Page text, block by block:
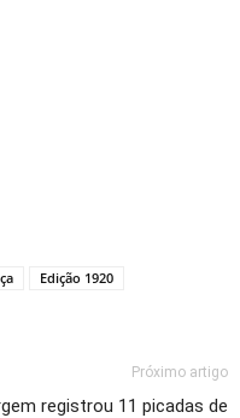
Edição 1920
Próximo artigo
registrou 11 picadas de